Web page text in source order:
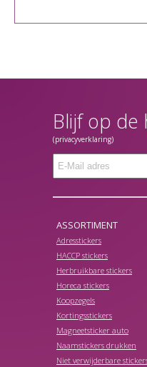
Blijf op de
(privacyverklaring)
ASSORTIMENT
Adresstickers
HACCP stickers
Herbruikbare stickers
Horeca stickers
Koopzegels
Kortingsstickers
Magneetsticker auto
Naamstickers drukken
Niet verwijderbare